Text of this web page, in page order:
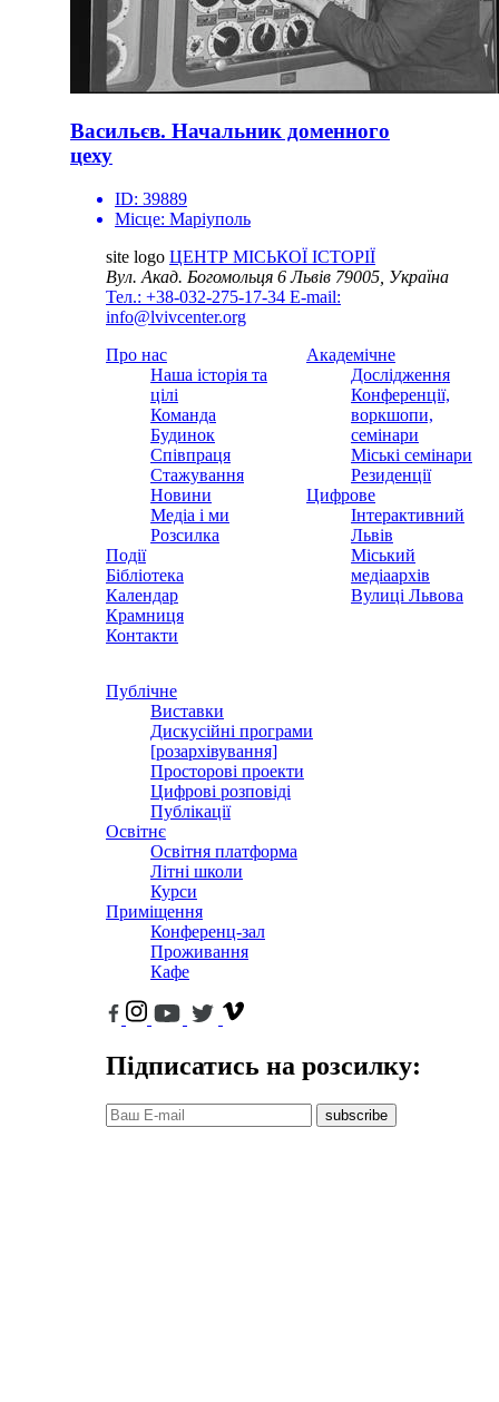
Васильєв. Начальник доменного
цеху
ID: 39889
Місце: Маріуполь
site logo ЦЕНТР МІСЬКОЇ ІСТОРІЇ
Вул. Акад. Богомольця 6Львів 79005, Україна
Тел.: +38-032-275-17-34 E-mail:
info@lvivcenter.org
Про нас
Наша історія та
цілі
Команда
Будинок
Співпраця
Стажування
Новини
Медіа і ми
Розсилка
Події
Бібліотека
Календар
Крамниця
Контакти
Академічне
Дослідження
Конференції,
воркшопи,
семінари
Міські семінари
Резиденції
Цифрове
Інтерактивний
Львів
Міський
медіаархів
Вулиці Львова
Публічне
Виставки
Дискусійні програми
[розархівування]
Просторові проекти
Цифрові розповіді
Публікації
Освітнє
Освітня платформа
Літні школи
Курси
Приміщення
Конференц-зал
Проживання
Кафе
Підписатись на розсилку:
subscribe